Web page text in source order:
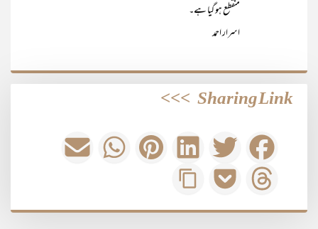
منقطع ہو گیا ہے۔
اسرار احمد
Sharing Link
>>>